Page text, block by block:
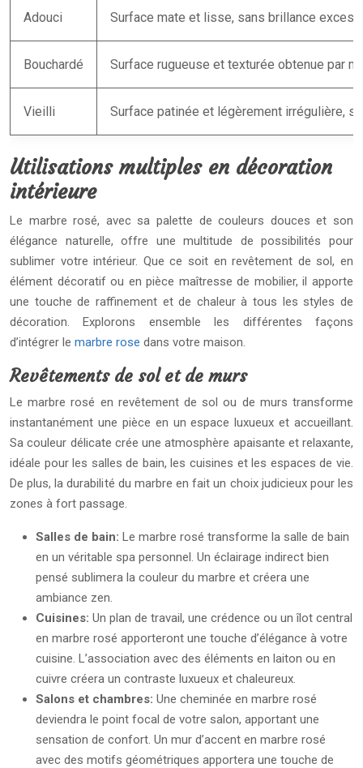
Adouci Surface mate et lisse, sans brillance
Bouchardé Surface rugueuse et texturée obtenue par
Vieilli Surface patinée et légèrement irrégulière,
Utilisations multiples en décoration
intérieure
Le marbre rosé, avec sa palette de couleurs douces et son
élégance naturelle, offre une multitude de possibilités pour
sublimer votre intérieur. Que ce soit en revêtement de sol, en
élément décoratif ou en pièce maîtresse de mobilier, il apporte
une touche de raffinement et de chaleur à tous les styles de
décoration. Explorons ensemble les différentes façons
d’intégrer le marbre rose dans votre maison.
Revêtements de sol et de murs
Le marbre rosé en revêtement de sol ou de murs transforme
instantanément une pièce en un espace luxueux et accueillant.
Sa couleur délicate crée une atmosphère apaisante et relaxante,
idéale pour les salles de bain, les cuisines et les espaces de vie.
De plus, la durabilité du marbre en fait un choix judicieux pour les
zones à fort passage.
Salles de bain: Le marbre rosé transforme la salle de bain
en un véritable spa personnel. Un éclairage indirect bien
pensé sublimera la couleur du marbre et créera une
ambiance zen.
Cuisines: Un plan de travail, une crédence ou un îlot central
en marbre rosé apporteront une touche d’élégance à votre
cuisine. L’association avec des éléments en laiton ou en
cuivre créera un contraste luxueux et chaleureux.
Salons et chambres: Une cheminée en marbre rosé
deviendra le point focal de votre salon, apportant une
sensation de confort. Un mur d’accent en marbre rosé
avec des motifs géométriques apportera une touche de